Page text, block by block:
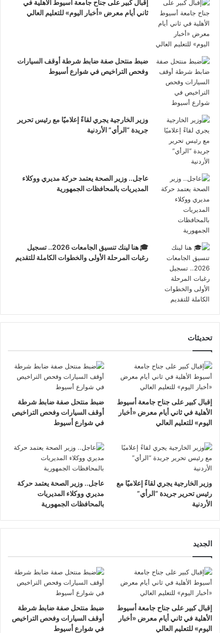
إقبال كبير على جناح جامعة أسيوط الأهلية في
ثاني أيام معرض «أخبار اليوم» للتعليم العالي
ضبط منتحل صفة ضابط شرطة أوقف السيارات
وفحص التراخيص في شوارع أسيوط
وزير الخارجية يجري لقاءً إعلاميًا مع رئيس تحرير
جريدة “الرأي” الأردنية
عاجل.. وزير الصحة يعتمد حركة مديري ووكلاء
المديريات بالمحافظات الجمهورية
🎓 هنا لينك تنسيق الجامعات 2026.. تسجيل
رغبات المرحلة الأولى والخطوات الكاملة للتقديم
تحديثات
إقبال كبير على جناح جامعة أسيوط
الأهلية في ثاني أيام معرض «أخبار
اليوم» للتعليم العالي
ضبط منتحل صفة ضابط شرطة
أوقف السيارات وفحص التراخيص
في شوارع أسيوط
وزير الخارجية يجري لقاءً إعلاميًا مع
رئيس تحرير جريدة “الرأي”
الأردنية
عاجل.. وزير الصحة يعتمد حركة
مديري ووكلاء المديريات
بالمحافظات الجمهورية
الجديد
إقبال كبير على جناح جامعة أسيوط
الأهلية في ثاني أيام معرض «أخبار
اليوم» للتعليم العالي
ضبط منتحل صفة ضابط شرطة
أوقف السيارات وفحص التراخيص
في شوارع أسيوط